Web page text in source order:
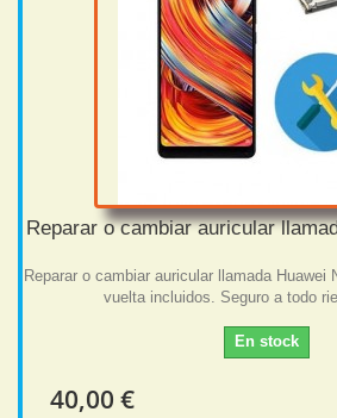
Reparar o cambiar auricular
Reparar o cambiar auricular llamada Huawei
vuelta incluidos. Seguro a todo
En stock
40,00 €